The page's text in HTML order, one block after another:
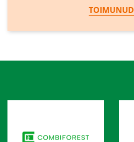
TOIMUNUD